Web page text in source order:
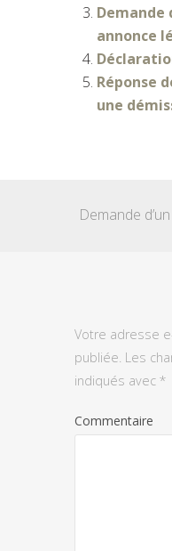
Demande
annonce
Réponse
une
Votre adresse
publiée. Les
indiqués avec *
Commentaire